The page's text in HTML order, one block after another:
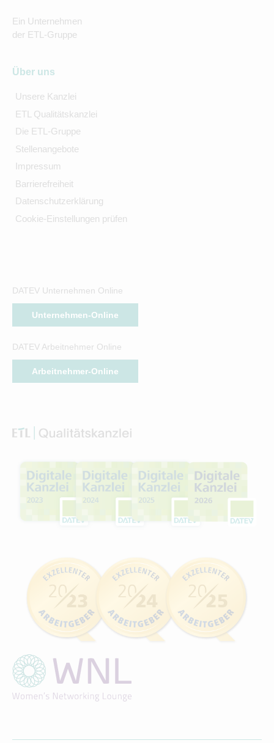
Ein Unternehmen
der ETL-Gruppe
Über uns
Unsere Kanzlei
ETL Qualitätskanzlei
Die ETL-Gruppe
Stellenangebote
Impressum
Barrierefreiheit
Datenschutzerklärung
Cookie-Einstellungen prüfen
DATEV Unternehmen Online
Unternehmen-Online
DATEV Arbeitnehmer Online
Arbeitnehmer-Online